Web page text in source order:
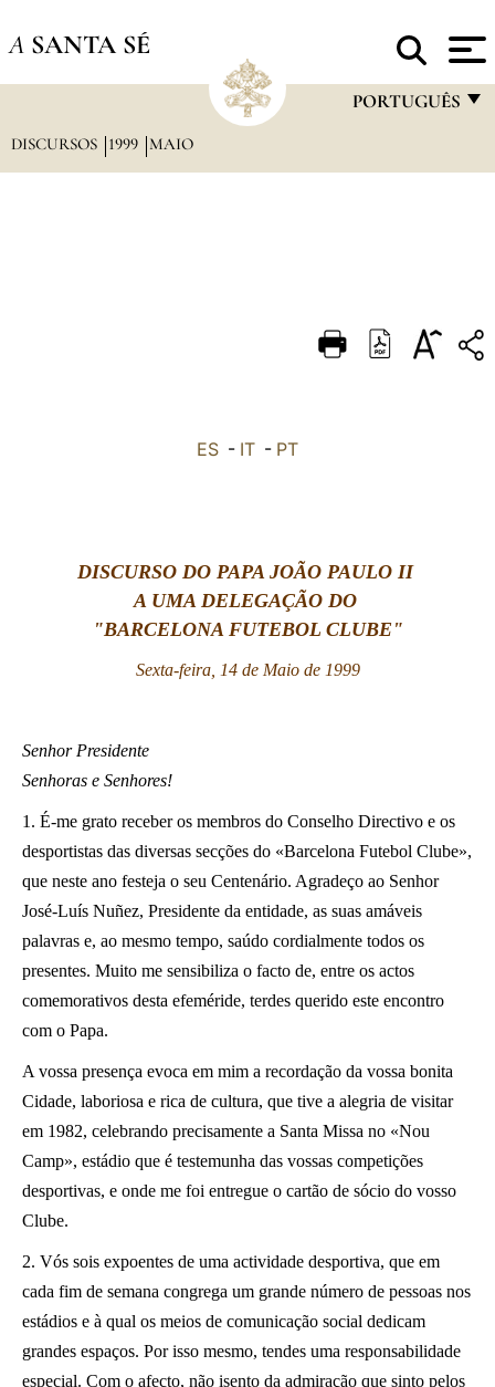
A SANTA SÉ
PORTUGUÊS
DEUTSCH
DISCURSOS 1999 MAIO
ES - IT - PT
DISCURSO DO PAPA JOÃO PAULO II
A UMA DELEGAÇÃO DO
"BARCELONA FUTEBOL CLUBE"
Sexta-feira, 14 de Maio de 1999
Senhor Presidente
Senhoras e Senhores!
1. É-me grato receber os membros do Conselho Directivo e os
desportistas das diversas secções do «Barcelona Futebol Clube»,
que neste ano festeja o seu Centenário. Agradeço ao Senhor
José-Luís Nuñez, Presidente da entidade, as suas amáveis
palavras e, ao mesmo tempo, saúdo cordialmente todos os
presentes. Muito me sensibiliza o facto de, entre os actos
comemorativos desta efeméride, terdes querido este encontro
com o Papa.
A vossa presença evoca em mim a recordação da vossa bonita
Cidade, laboriosa e rica de cultura, que tive a alegria de visitar
em 1982, celebrando precisamente a Santa Missa no «Nou
Camp», estádio que é testemunha das vossas competições
desportivas, e onde me foi entregue o cartão de sócio do vosso
Clube.
2. Vós sois expoentes de uma actividade desportiva, que em
cada fim de semana congrega um grande número de pessoas nos
estádios e à qual os meios de comunicação social dedicam
grandes espaços. Por isso mesmo, tendes uma responsabilidade
especial. Com o afecto, não isento da admiração que sinto pelos